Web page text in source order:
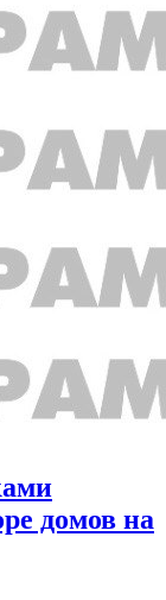
домов на